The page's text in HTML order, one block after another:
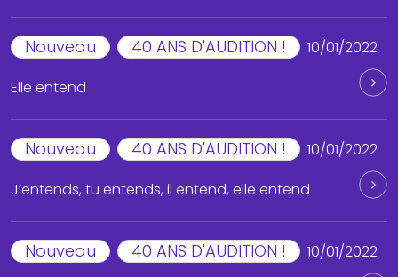
Nouveau 40 ANS D'AUDITION !
10/01/2022
Elle entend
Nouveau 40 ANS D'AUDITION !
10/01/2022
J’entends, tu entends, il entend, elle entend
Nouveau 40 ANS D'AUDITION !
10/01/2022